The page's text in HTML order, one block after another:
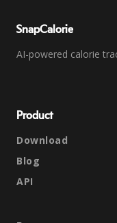
SnapCalorie
AI-powered calorie
Product
Download
Blog
API